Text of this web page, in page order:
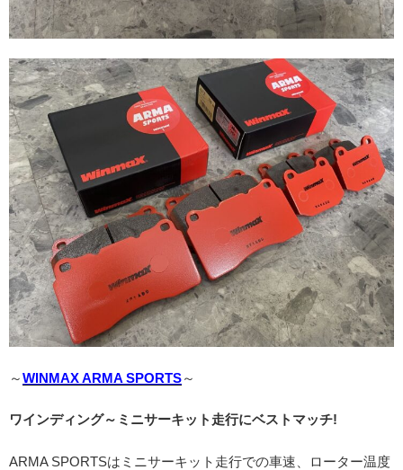
～WINMAX ARMA SPORTS～
ワインディング～ミニサーキット走行にベストマッチ!
ARMA SPORTSはミニサーキット走行での車速、ローター温度